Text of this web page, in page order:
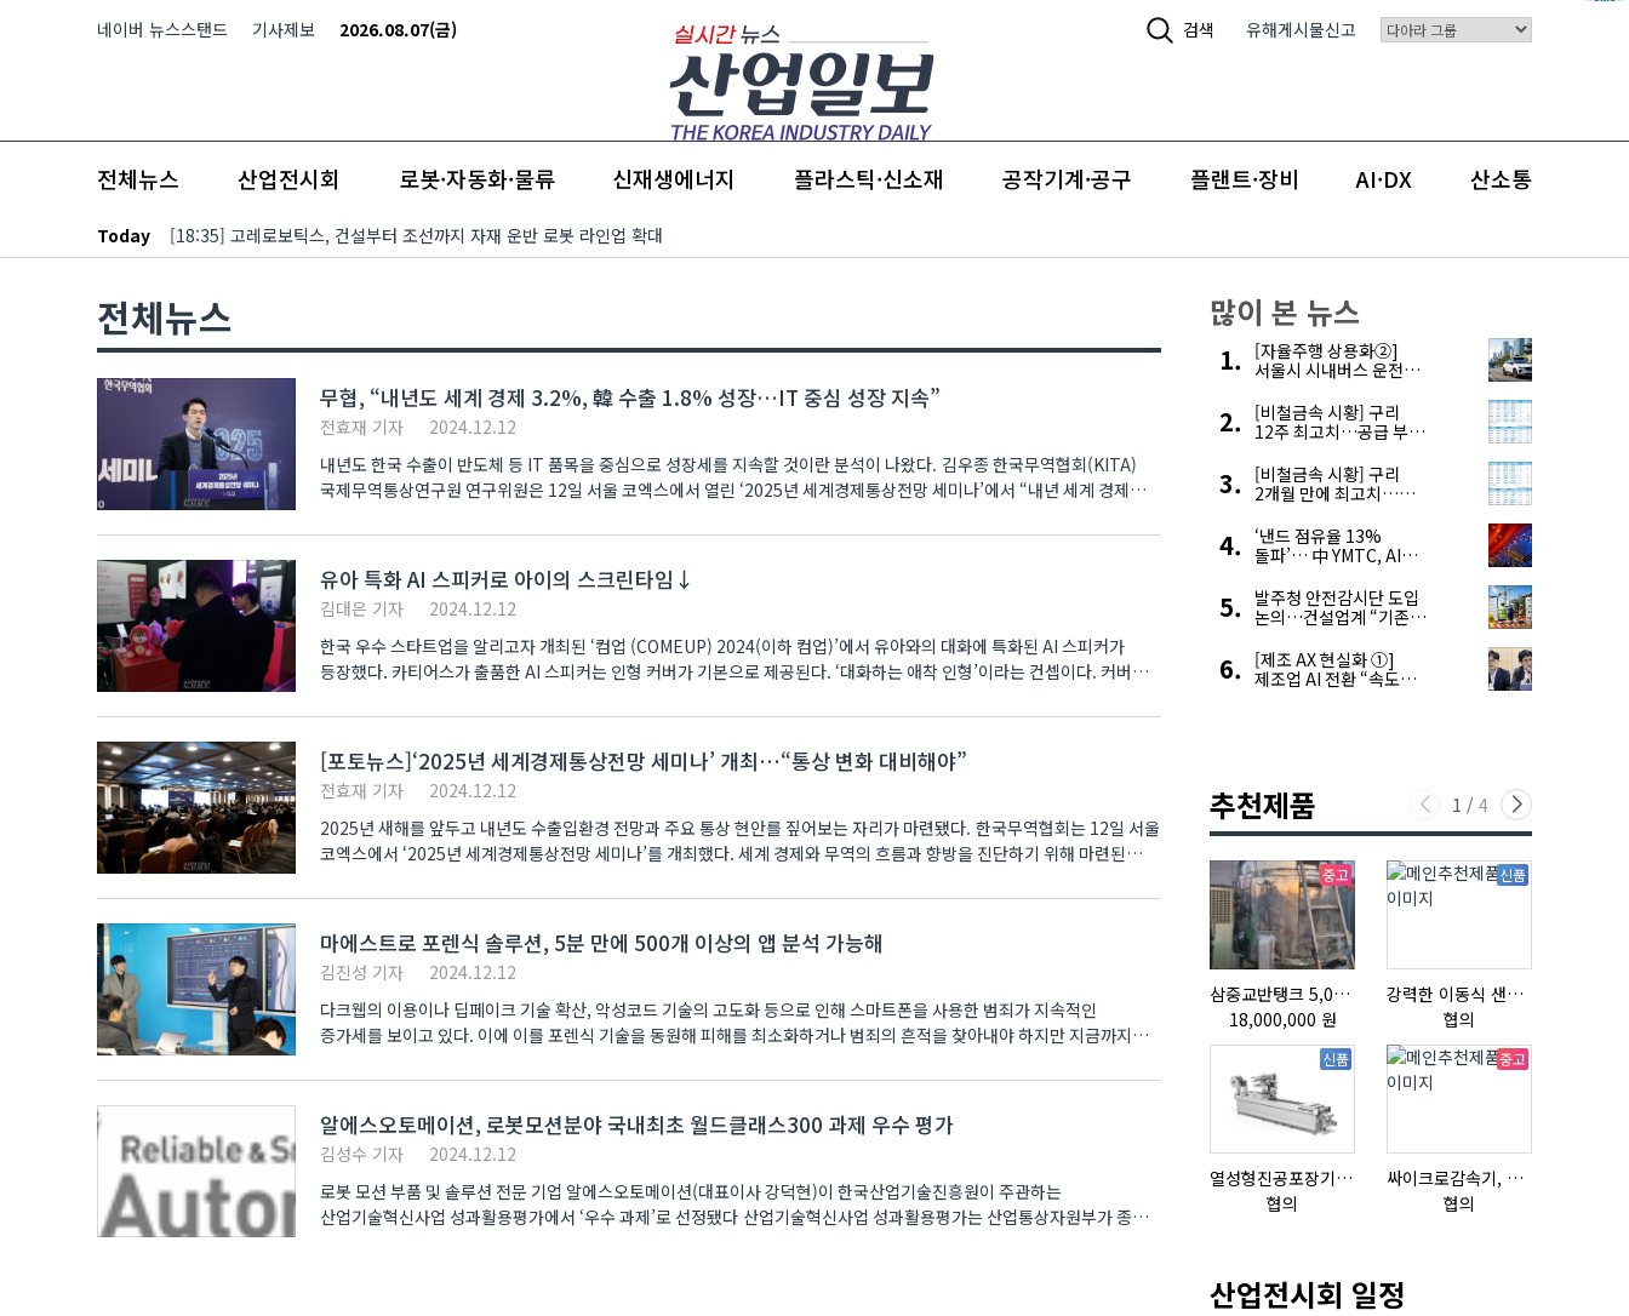
네이버 뉴스스탠드 기사제보 2026.08.07(금) 검색 유해게시물신고
전체뉴스 산업전시회 로봇·자동화·물류 신재생에너지 플라스틱·신소재 공작기계·공구 플랜트·장비 AI·DX 산소통
Today [18:35] 고레로보틱스, 건설부터 조선까지 자재 운반 로봇 라인업 확대
전체뉴스
무협, “내년도 세계 경제 3.2%, 韓 수출 1.8% 성장…IT 중심 성장 지속”
전효재 기자
2024.12.12
내년도 한국 수출이 반도체 등 IT 품목을 중심으로 성장세를 지속할 것이란 분석이 나왔다. 김우종 한국무역협회(KITA)
국제무역통상연구원 연구위원은 12일 서울 코엑스에서 열린 ‘2025년 세계경제통상전망 세미나’에서 “내년 세계 경제는
유아 특화 AI 스피커로 아이의 스크린타임↓
김대은 기자
2024.12.12
한국 우수 스타트업을 알리고자 개최된 ‘컴업 (COMEUP) 2024(이하 컴업)’에서 유아와의 대화에 특화된 AI 스피커가
등장했다. 카티어스가 출품한 AI 스피커는 인형 커버가 기본으로 제공된다. ‘대화하는 애착 인형’이라는 컨셉이다. 커버를
[포토뉴스]‘2025년 세계경제통상전망 세미나’ 개최…“통상 변화 대비해야”
전효재 기자
2024.12.12
2025년 새해를 앞두고 내년도 수출입환경 전망과 주요 통상 현안를 짚어보는 자리가 마련됐다. 한국무역협회는 12일 서울
코엑스에서 ‘2025년 세계경제통상전망 세미나’를 개최했다. 세계 경제와 무역의 흐름과 향방을 진단하기 위해 마련된
마에스트로 포렌식 솔루션, 5분 만에 500개 이상의 앱 분석 가능해
김진성 기자
2024.12.12
다크웹의 이용이나 딥페이크 기술 확산, 악성코드 기술의 고도화 등으로 인해 스마트폰을 사용한 범죄가 지속적인
증가세를 보이고 있다. 이에 이를 포렌식 기술을 동원해 피해를 최소화하거나 범죄의 흔적을 찾아내야 하지만 지금까지는
알에스오토메이션, 로봇모션분야 국내최초 월드클래스300 과제 우수 평가
김성수 기자
2024.12.12
로봇 모션 부품 및 솔루션 전문 기업 알에스오토메이션(대표이사 강덕현)이 한국산업기술진흥원이 주관하는
산업기술혁신사업 성과활용평가에서 ‘우수 과제’로 선정됐다 산업기술혁신사업 성과활용평가는 산업통상자원부가 종료
많이 본 뉴스
[자율주행 상용화②]
서울시 시내버스 운전자
해결한다
[비철금속 시황] 구리
12주 최고치…공급 부족
[비철금속 시황] 구리
2개월 만에 최고치…
우려 확대
‘낸드 점유율 13%
돌파’… 中 YMTC, AI
4위 맹추격
발주청 안전감시단 도입
논의…건설업계 “기존
[제조 AX 현실화 ①]
제조업 AI 전환 “속도와
추천제품 1 / 4
중고
삼중교반탱크 5,000L
18,000,000 원
신품
강력한 이동식 샌딩기 / 고급 이태리 IBIX샌드블라스터
협의
신품
열성형진공포장기 표준형 모델 OMNIVAC S-200
협의
중고
싸이크로감속기, 감속기제작
협의
산업전시회 일정